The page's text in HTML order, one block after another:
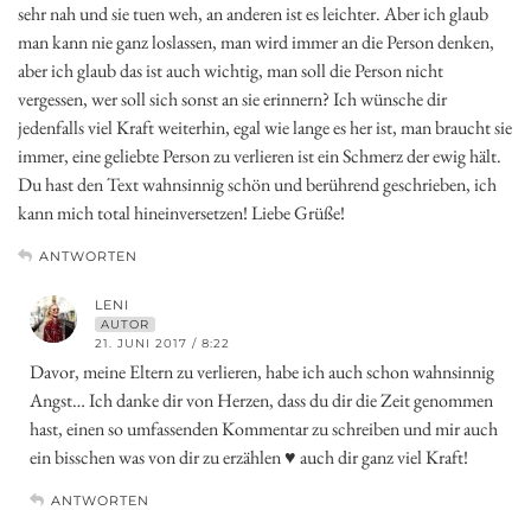
sehr nah und sie tuen weh, an anderen ist es leichter. Aber ich glaub
man kann nie ganz loslassen, man wird immer an die Person denken,
aber ich glaub das ist auch wichtig, man soll die Person nicht
vergessen, wer soll sich sonst an sie erinnern? Ich wünsche dir
jedenfalls viel Kraft weiterhin, egal wie lange es her ist, man braucht sie
immer, eine geliebte Person zu verlieren ist ein Schmerz der ewig hält.
Du hast den Text wahnsinnig schön und berührend geschrieben, ich
kann mich total hineinversetzen! Liebe Grüße!
ANTWORTEN
LENI
AUTOR
21. JUNI 2017 / 8:22
Davor, meine Eltern zu verlieren, habe ich auch schon wahnsinnig
Angst… Ich danke dir von Herzen, dass du dir die Zeit genommen
hast, einen so umfassenden Kommentar zu schreiben und mir auch
ein bisschen was von dir zu erzählen ♥ auch dir ganz viel Kraft!
ANTWORTEN